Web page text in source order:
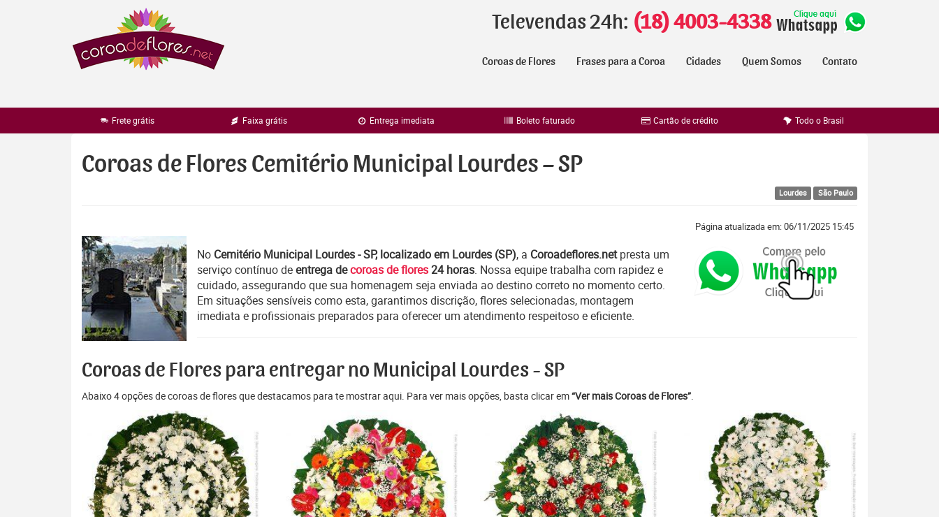
Televendas 24h: (18) 4003-4338
Coroas de Flores Frases para a Coroa Cidades Quem Somos Contato
Frete grátis Faixa grátis Entrega imediata Boleto faturado Cartão de crédito Todo o Brasil
Coroas de Flores Cemitério Municipal Lourdes – SP
Lourdes São Paulo
Página atualizada em: 06/11/2025 15:45
No Cemitério Municipal Lourdes - SP, localizado em Lourdes (SP), a Coroadeflores.netpresta um
serviço contínuo deentrega decoroas de flores24 horas. Nossa equipe trabalha com rapidez e
cuidado, assegurando que sua homenagem seja enviada ao destino correto no momento certo.
Em situações sensíveis como esta, garantimos discrição, flores selecionadas, montagem
imediata e profissionais preparados para oferecer um atendimento respeitoso e eficiente.
Coroas de Flores para entregar no Municipal Lourdes - SP
Abaixo 4 opções de coroas de flores que destacamos para te mostrar aqui. Para ver mais opções, basta clicar em“Ver mais Coroas de Flores”.